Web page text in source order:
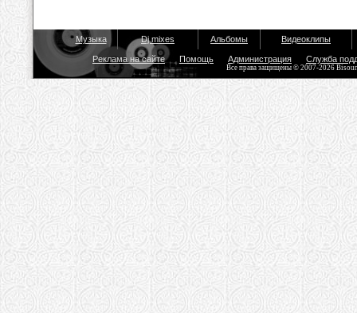
Музыка Dj mixes Альбомы Видеоклипы
Реклама на сайте Помощь Администрация Служба
Все права защищены © 2007-2026